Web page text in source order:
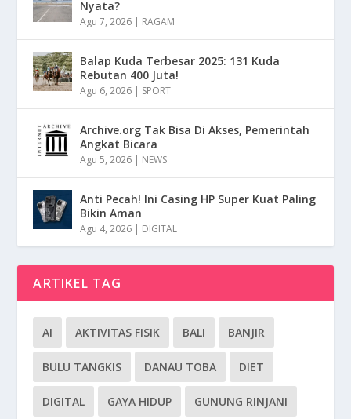
Nyata?
Agu 7, 2026 | RAGAM
Balap Kuda Terbesar 2025: 131 Kuda
Rebutan 400 Juta!
Agu 6, 2026 | SPORT
Archive.org Tak Bisa Di Akses, Pemerintah
Angkat Bicara
Agu 5, 2026 | NEWS
Anti Pecah! Ini Casing HP Super Kuat Paling
Bikin Aman
Agu 4, 2026 | DIGITAL
ARTIKEL TAG
AI AKTIVITAS FISIK BALI BANJIR
BULU TANGKIS DANAU TOBA DIET
DIGITAL GAYA HIDUP GUNUNG RINJANI